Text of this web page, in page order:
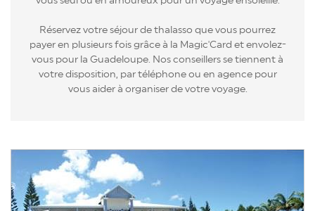
Réservez votre séjour de thalasso que vous pourrez
payer en plusieurs fois grâce à la Magic'Card et envolez-
vous pour la Guadeloupe. Nos conseillers se tiennent à
votre disposition, par téléphone ou en agence pour
vous aider à organiser de votre voyage.